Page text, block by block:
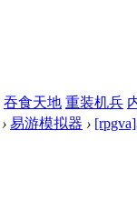
吞食天地 重装机兵
› 易游模拟器 ›